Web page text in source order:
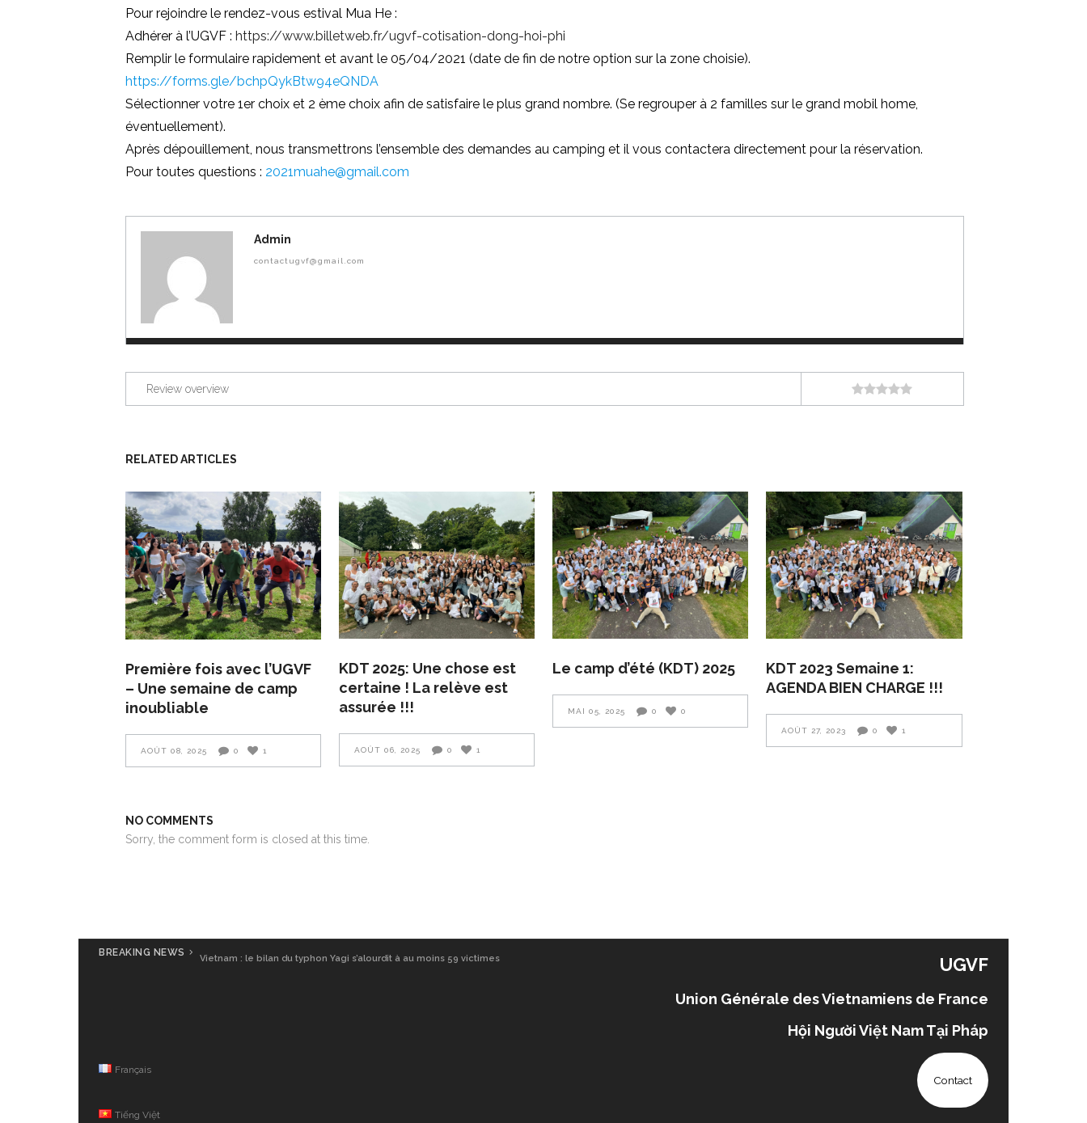
Pour rejoindre le rendez-vous estival Mua He :
Adhérer à l’UGVF : https://www.billetweb.fr/ugvf-cotisation-dong-hoi-phi
Remplir le formulaire rapidement et avant le 05/04/2021 (date de fin de notre option sur la zone choisie).
https://forms.gle/bchpQykBtw94eQNDA
Sélectionner votre 1er choix et 2 ème choix afin de satisfaire le plus grand nombre. (Se regrouper à 2 familles sur le grand mobil home,
éventuellement).
Après dépouillement, nous transmettrons l’ensemble des demandes au camping et il vous contactera directement pour la réservation.
Pour toutes questions : 2021muahe@gmail.com
Admin
contactugvf@gmail.com
Review overview
RELATED ARTICLES
Première fois avec l’UGVF
– Une semaine de camp
inoubliable
AOÛT 08, 2025 0 1
KDT 2025: Une chose est
certaine ! La relève est
assurée !!!
AOÛT 06, 2025 0 1
Le camp d’été (KDT) 2025
MAI 05, 2025 0 0
KDT 2023 Semaine 1:
AGENDA BIEN CHARGE !!!
AOÛT 27, 2023 0 1
NO COMMENTS
Sorry, the comment form is closed at this time.
BREAKING NEWS
Vietnam : le bilan du typhon Yagi s’alourdit à au moins 59 victimes
Français
Tiếng Việt
UGVF
Union Générale des Vietnamiens de France
Hội Người Việt Nam Tại Pháp
Contact